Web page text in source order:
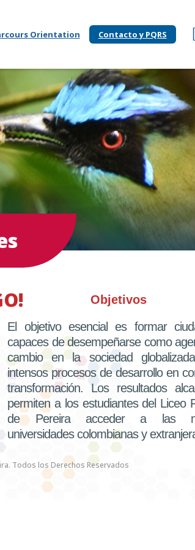
Orientation Contacto y PQRS
Objetivos
El objetivo esencial es formar
capaces de desempeñarse como
cambio en la sociedad
intensos procesos de desarrollo en
transformación. Los resultados
permiten a los estudiantes del Liceo
de Pereira acceder a las
universidades colombianas y
Todos los Derechos Reservados